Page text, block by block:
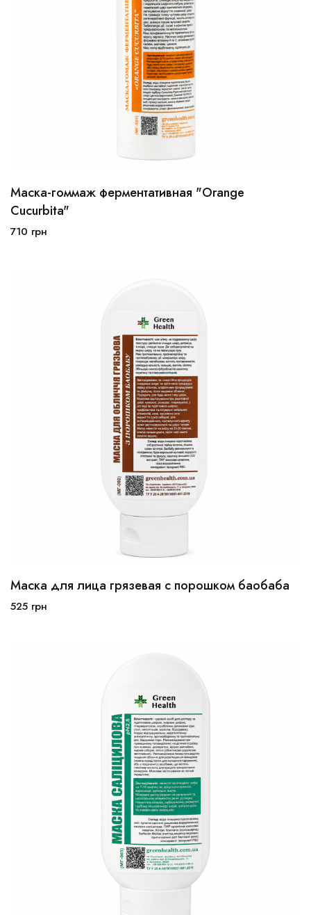
Маска-гоммаж ферментативная "Orange
Cucurbita"
710 грн
Маска для лица грязевая с порошком баобаба
525 грн